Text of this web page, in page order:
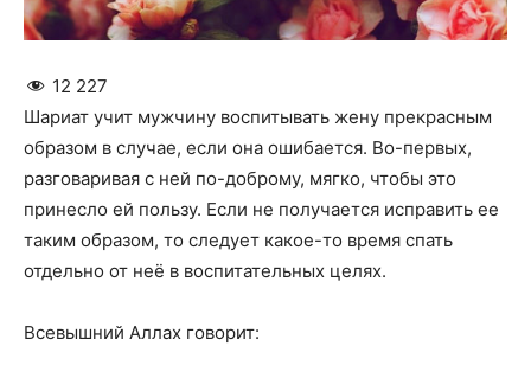
12 227
Шариат учит мужчину воспитывать жену прекрасным
образом в случае, если она ошибается. Во-первых,
разговаривая с ней по-доброму, мягко, чтобы это
принесло ей пользу. Если не получается исправить ее
таким образом, то следует какое-то время спать
отдельно от неё в воспитательных целях.
Всевышний Аллах говорит: